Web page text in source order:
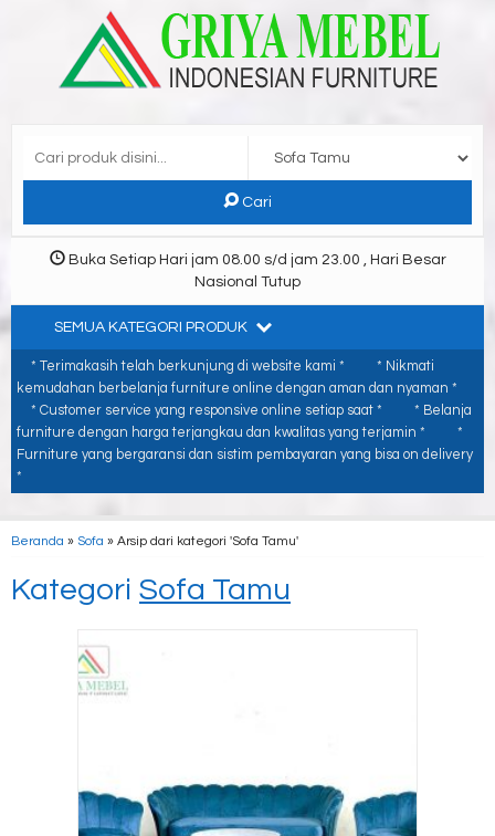
Cari
Buka Setiap Hari jam 08.00 s/d jam 23.00 , Hari Besar
Nasional Tutup
SEMUA KATEGORI PRODUK
* Terimakasih telah berkunjung di website kami *
* Nikmati
kemudahan berbelanja furniture online dengan aman dan nyaman *
* Customer service yang responsive online setiap saat *
* Belanja
furniture dengan harga terjangkau dan kwalitas yang terjamin *
*
Furniture yang bergaransi dan sistim pembayaran yang bisa on delivery
*
Beranda » Sofa » Arsip dari kategori 'Sofa Tamu'
Kategori Sofa Tamu